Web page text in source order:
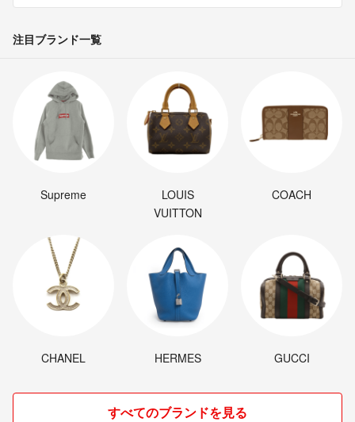
注目ブランド一覧
Supreme
LOUIS
VUITTON
COACH
CHANEL HERMES GUCCI
すべてのブランドを見る